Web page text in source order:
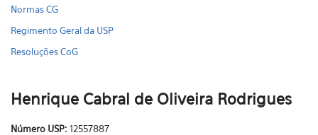
Normas CG
Regimento Geral da USP
Resoluções CoG
Henrique Cabral de Oliveira Rodrigues
Número USP: 12557887